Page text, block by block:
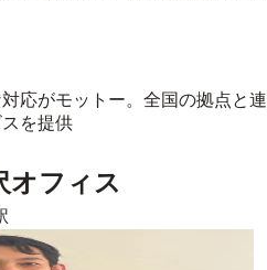
応がモットー。全国の拠点と連
を提供
オフィス